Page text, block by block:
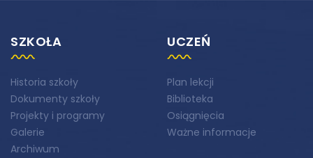
SZKOŁA
Historia szkoły
Dokumenty szkoły
Projekty i programy
Galerie
Archiwum
UCZEŃ
Plan lekcji
Biblioteka
Osiągnięcia
Ważne informacje